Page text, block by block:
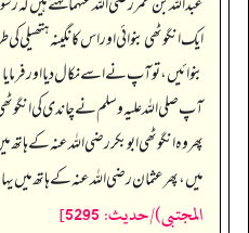
ایک انگوٹھی بنوائی اور اس کا نگینہ
بنوائیں، تو آپ نے اسے نکال دیا اور
آپ صلی اللہ علیہ وسلم نے چاندی کی
پھر وہ انگوٹھی ابوبکر رضی اللہ عنہ کے
میں، پھر عثمان رضی اللہ عنہ کے ہاتھ میں
المجتبى)/حدیث: 5295]